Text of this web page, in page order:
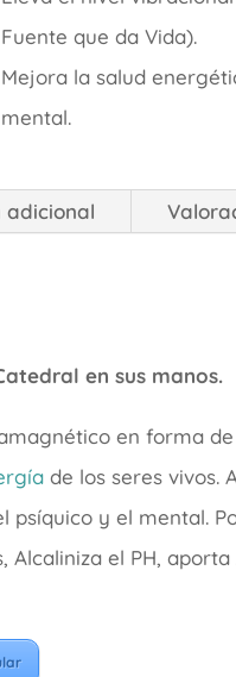
Fuente que da Vida).
Mejora la salud
mental.
adicional
en sus manos.
en forma
de los seres vivos.
psíquico y el mental.
Alcaliniza el PH,